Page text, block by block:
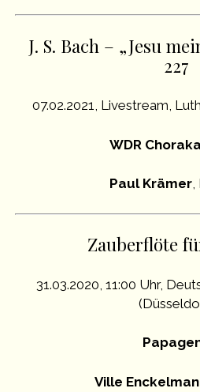
J. S. Bach – „Jesu
227
07.02.2021, Livestream,
WDR
Paul Krämer,
Zauberflöte
31.03.2020, 11:00 Uhr,
Ville